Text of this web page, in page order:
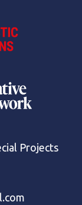
Projects